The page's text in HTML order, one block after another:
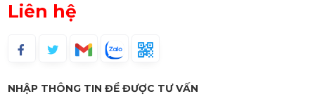
Liên hệ
NHẬP THÔNG TIN ĐỂ ĐƯỢC TƯ VẤN